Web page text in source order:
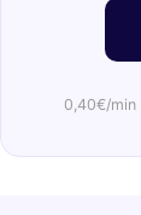
0,40€/min